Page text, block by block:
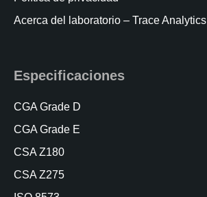
Acerca del laboratorio – Trace Analytics
Especificaciones
CGA Grade D
CGA Grade E
CSA Z180
CSA Z275